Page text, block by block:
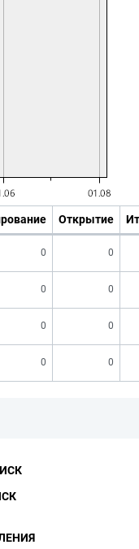
Открытие
0 0
0 0
0 0
0 0